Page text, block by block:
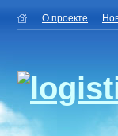
О проекте